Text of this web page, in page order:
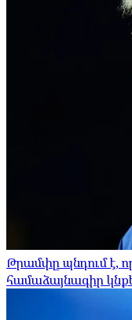
Թրամփը պնդում է,
համաձայնագիր